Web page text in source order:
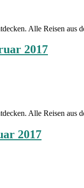
Alle Reisen
2017
Alle Reisen
2017